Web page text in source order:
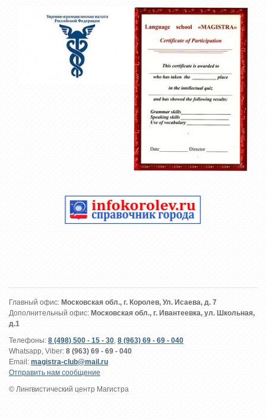
Главный офис: Московская обл., г. Королев, Ул. Исаева, д. 7
Дополнительный офис: Московская обл., г. Ивантеевка, ул. Школьная,
д.1
Телефоны: 8 (498) 500 - 15 - 30 8 (963) 69 - 69 - 040
Whatsapp, Viber: 8 (963) 69 - 69 - 040
Email: magistra-club@mail.ru
Отправить нам сообщение
© Лингвистический центр Магистра